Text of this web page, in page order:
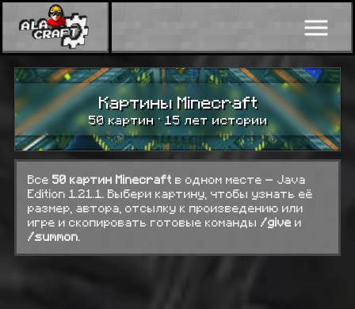
Картины Minecraft
50 картин · 15 лет истории
Все 50 картин Minecraft в одном месте — Java
Edition 1.21.1. Выбери картину, чтобы узнать её
размер, автора, отсылку к произведению или
игре и скопировать готовые команды /give и
/summon.